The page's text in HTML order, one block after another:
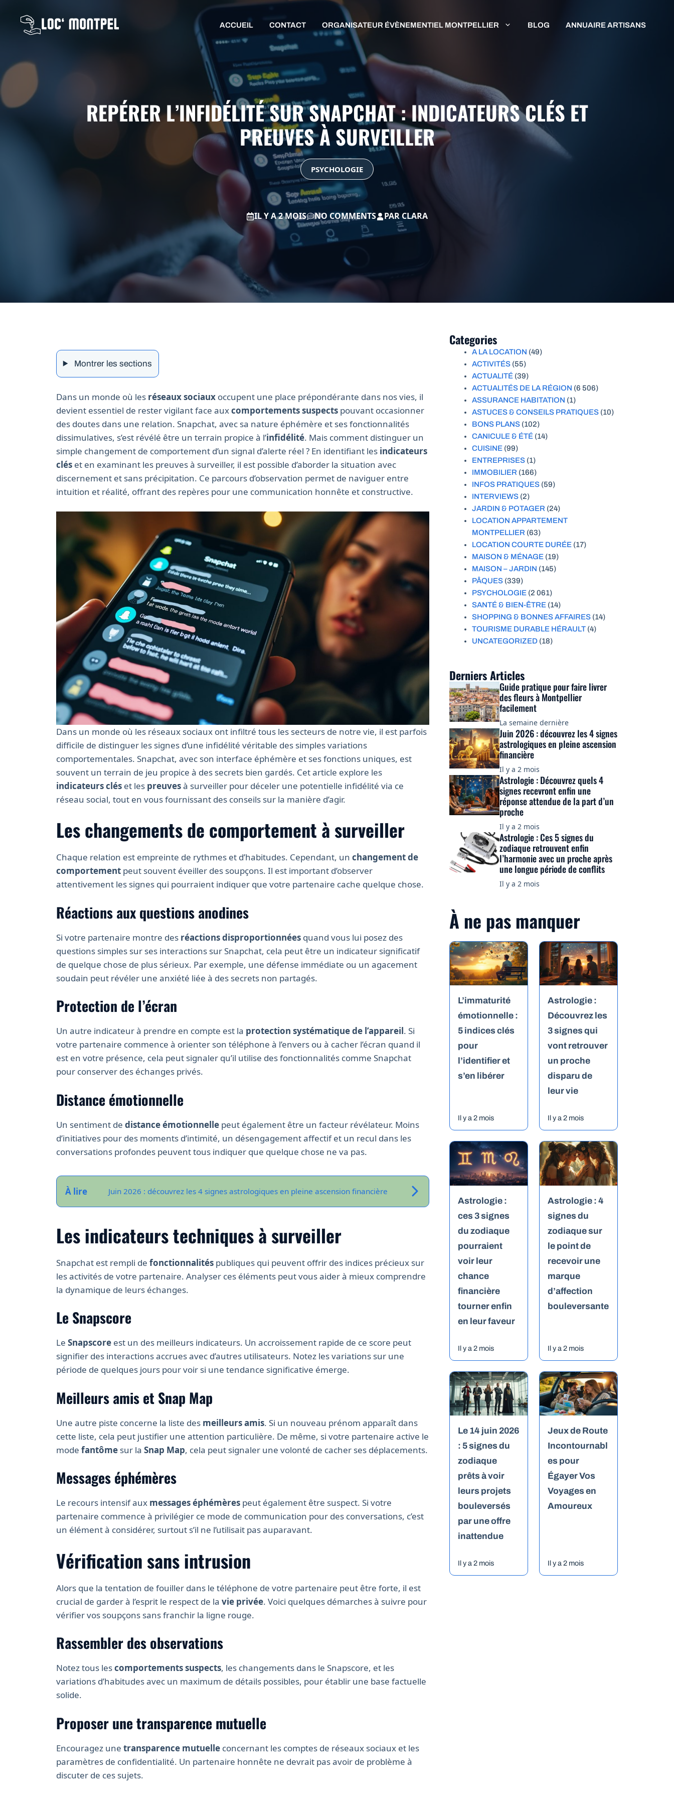
contenu
ACCUEIL CONTACT ORGANISATEUR ÉVÈNEMENTIEL MONTPELLIER BLOG ANNUAIRE ARTISANS
REPÉRER L’INFIDÉLITÉ SUR SNAPCHAT : INDICATEURS CLÉS ET
PREUVES À SURVEILLER
PSYCHOLOGIE
IL Y A 2 MOIS NO COMMENTS PARCLARA
Montrer les sections
Dans un monde où les réseaux sociaux occupent une place prépondérante dans nos vies, il
devient essentiel de rester vigilant face auxcomportements suspects pouvant occasionner
des doutes dans une relation. Snapchat, avec sa nature éphémère et ses fonctionnalités
dissimulatives, s’est révélé être un terrain propice à l’infidélité. Mais comment distinguer un
simple changement de comportement d’un signal d’alerte réel ? En identifiant les indicateurs
clés et en examinant les preuves à surveiller, il est possible d’aborder la situation avec
discernement et sans précipitation. Ce parcours d’observation permet de naviguer entre
intuition et réalité, offrant des repères pour une communication honnête et constructive.
Dans un monde où les réseaux sociaux ont infiltré tous les secteurs de notre vie, il est parfois
difficile de distinguer les signes d’une infidélité véritable des simples variations
comportementales. Snapchat, avec son interface éphémère et ses fonctions uniques, est
souvent un terrain de jeu propice à des secrets bien gardés. Cet article explore les
indicateurs clés et les preuvesà surveiller pour déceler une potentielle infidélité via ce
réseau social, tout en vous fournissant des conseils sur la manière d’agir.
Les changements de comportement à surveiller
Chaque relation est empreinte de rythmes et d’habitudes. Cependant, un changement de
comportement peut souvent éveiller des soupçons. Il est important d’observer
attentivement les signes qui pourraient indiquer que votre partenaire cache quelque chose.
Réactions aux questions anodines
Si votre partenaire montre des réactions disproportionnées quand vous lui posez des
questions simples sur ses interactions sur Snapchat, cela peut être un indicateur significatif
de quelque chose de plus sérieux. Par exemple, une défense immédiate ou un agacement
soudain peut révéler une anxiété liée à des secrets non partagés.
Protection de l’écran
Un autre indicateur à prendre en compte est la protection systématique de l’appareil. Si
votre partenaire commence à orienter son téléphone à l’envers ou à cacher l’écran quand il
est en votre présence, cela peut signaler qu’il utilise des fonctionnalités comme Snapchat
pour conserver des échanges privés.
Distance émotionnelle
Un sentiment de distance émotionnelle peut également être un facteur révélateur. Moins
d’initiatives pour des moments d’intimité, un désengagement affectif et un recul dans les
conversations profondes peuvent tous indiquer que quelque chose ne va pas.
À lire Juin 2026 : découvrez les 4 signes astrologiques en pleine ascension financière
Les indicateurs techniques à surveiller
Snapchat est rempli de fonctionnalités publiques qui peuvent offrir des indices précieux sur
les activités de votre partenaire. Analyser ces éléments peut vous aider à mieux comprendre
la dynamique de leurs échanges.
Le Snapscore
Le Snapscore est un des meilleurs indicateurs. Un accroissement rapide de ce score peut
signifier des interactions accrues avec d’autres utilisateurs. Notez les variations sur une
période de quelques jours pour voir si une tendance significative émerge.
Meilleurs amis et Snap Map
Une autre piste concerne la liste des meilleurs amis. Si un nouveau prénom apparaît dans
cette liste, cela peut justifier une attention particulière. De même, si votre partenaire active le
mode fantôme sur la Snap Map, cela peut signaler une volonté de cacher ses déplacements.
Messages éphémères
Le recours intensif aux messages éphémères peut également être suspect. Si votre
partenaire commence à privilégier ce mode de communication pour des conversations, c’est
un élément à considérer, surtout s’il ne l’utilisait pas auparavant.
Vérification sans intrusion
Alors que la tentation de fouiller dans le téléphone de votre partenaire peut être forte, il est
crucial de garder à l’esprit le respect de la vie privée. Voici quelques démarches à suivre pour
vérifier vos soupçons sans franchir la ligne rouge.
Rassembler des observations
Notez tous lescomportements suspects, les changements dans le Snapscore, et les
variations d’habitudes avec un maximum de détails possibles, pour établir une base factuelle
solide.
Proposer une transparence mutuelle
Encouragez une transparence mutuelle concernant les comptes de réseaux sociaux et les
paramètres de confidentialité. Un partenaire honnête ne devrait pas avoir de problème à
discuter de ces sujets.
Categories
A LA LOCATION (49)
ACTIVITÉS (55)
ACTUALITÉ (39)
ACTUALITÉS DE LA RÉGION (6 506)
ASSURANCE HABITATION (1)
ASTUCES & CONSEILS PRATIQUES (10)
BONS PLANS (102)
CANICULE & ÉTÉ (14)
CUISINE (99)
ENTREPRISES (1)
IMMOBILIER (166)
INFOS PRATIQUES (59)
INTERVIEWS (2)
JARDIN & POTAGER (24)
LOCATION APPARTEMENT
MONTPELLIER (63)
LOCATION COURTE DURÉE (17)
MAISON & MÉNAGE (19)
MAISON – JARDIN (145)
PÂQUES (339)
PSYCHOLOGIE (2 061)
SANTÉ & BIEN-ÊTRE (14)
SHOPPING & BONNES AFFAIRES (14)
TOURISME DURABLE HÉRAULT (4)
UNCATEGORIZED (18)
Derniers Articles
Guide pratique pour faire livrer
des fleurs à Montpellier
facilement
La semaine dernière
Juin 2026 : découvrez les 4 signes
astrologiques en pleine ascension
financière
Il y a 2 mois
Astrologie : Découvrez quels 4
signes recevront enfin une
réponse attendue de la part d’un
proche
Il y a 2 mois
Astrologie : Ces 5 signes du
zodiaque retrouvent enfin
l’harmonie avec un proche après
une longue période de conflits
Il y a 2 mois
À ne pas manquer
L’immaturité
émotionnelle :
5 indices clés
pour
l’identifier et
s’en libérer
Il y a 2 mois
Astrologie :
Découvrez les
3 signes qui
vont retrouver
un proche
disparu de
leur vie
Il y a 2 mois
Astrologie :
ces 3 signes
du zodiaque
pourraient
voir leur
chance
financière
tourner enfin
en leur faveur
Il y a 2 mois
Astrologie : 4
signes du
zodiaque sur
le point de
recevoir une
marque
d’affection
bouleversante
Il y a 2 mois
Le 14 juin 2026
: 5 signes du
zodiaque
prêts à voir
leurs projets
bouleversés
par une offre
inattendue
Il y a 2 mois
Jeux de Route
Incontournabl
es pour
Égayer Vos
Voyages en
Amoureux
Il y a 2 mois